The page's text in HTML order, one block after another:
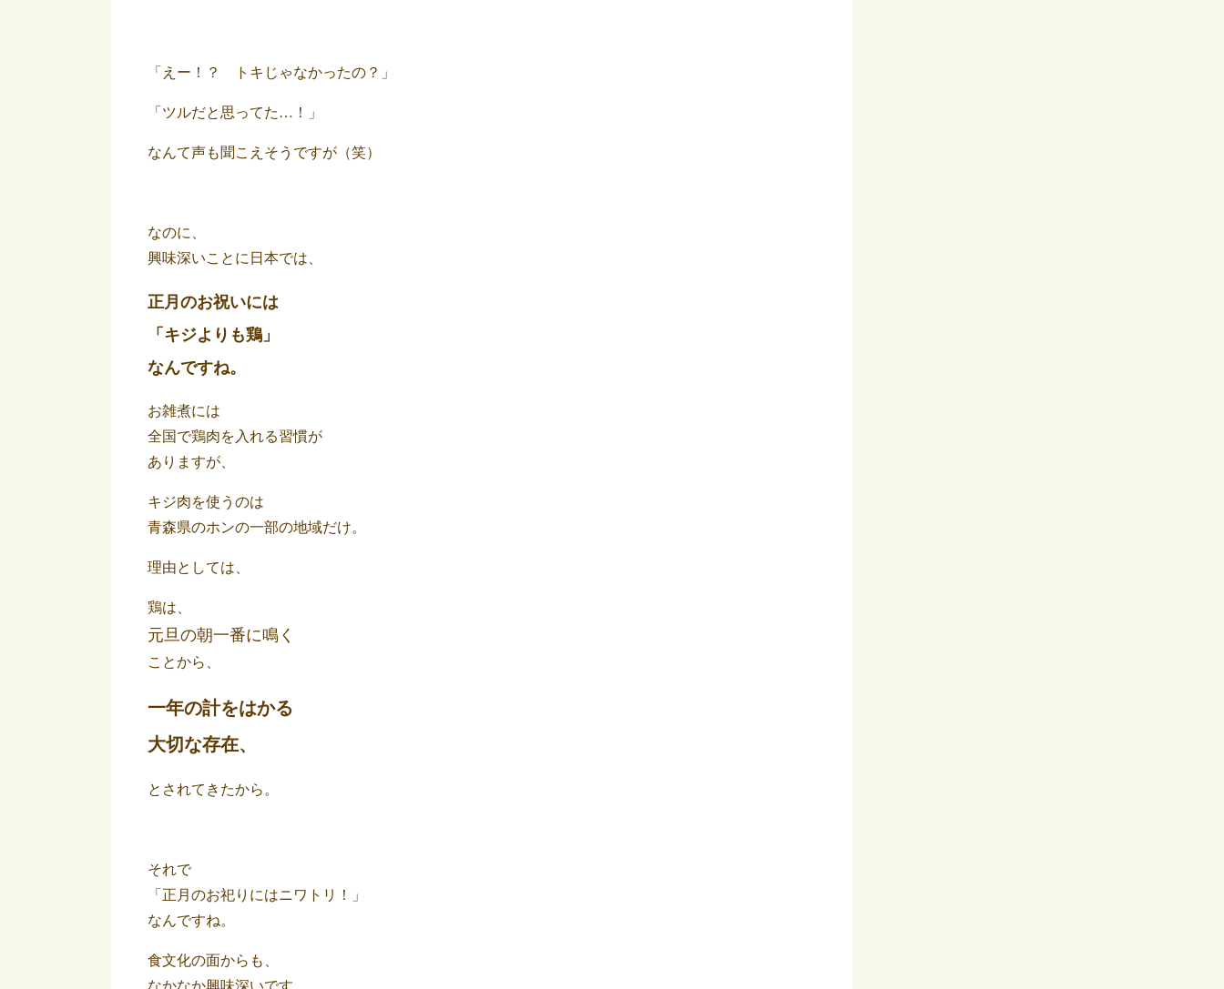
「えー！？ トキじゃなかったの？」
「ツルだと思ってた…！」
なんて声も聞こえそうですが（笑）
なのに、
興味深いことに日本では、
正月のお祝いには
「キジよりも鶏」
なんですね。
お雑煮には
全国で鶏肉を入れる習慣が
ありますが、
キジ肉を使うのは
青森県のホンの一部の地域だけ。
理由としては、
鶏は、
元旦の朝一番に鳴く
ことから、
一年の計をはかる
大切な存在、
とされてきたから。
それで
「正月のお祀りにはニワトリ！」
なんですね。
食文化の面からも、
なかなか興味深いです。